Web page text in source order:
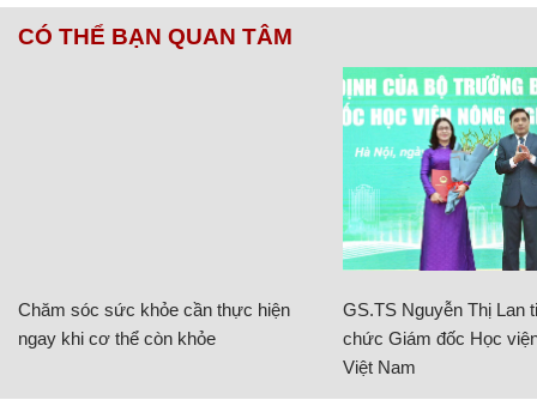
CÓ THỂ BẠN QUAN TÂM
Chăm sóc sức khỏe cần thực hiện
ngay khi cơ thể còn khỏe
GS.TS Nguyễn Thị Lan
chức Giám đốc Học
Việt Nam